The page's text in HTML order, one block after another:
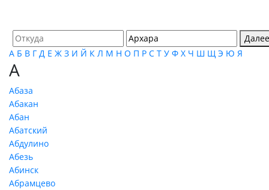
Далее
А Б В Г Д Е Ж З И Й К Л М Н О П Р С Т У Ф Х Ч Ш Щ Э Ю Я
А
Абаза
Абакан
Абан
Абатский
Абдулино
Абезь
Абинск
Абрамцево